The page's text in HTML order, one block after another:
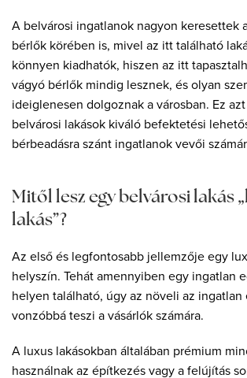
A belvárosi ingatlanok nagyon keresettek
bérlők körében is, mivel az itt található
könnyen kiadhatók, hiszen az itt
vágyó bérlők mindig lesznek, és olyan
ideiglenesen dolgoznak a városban. Ez
belvárosi lakások kiváló befektetési
bérbeadásra szánt ingatlanok vevői
Mitől lesz egy belvárosi lakás
lakás”?
Az első és legfontosabb jellemzője egy
helyszín. Tehát amennyiben egy ingatlan
helyen található, úgy az növeli az ingatlan
vonzóbbá teszi a vásárlók számára.
A luxus lakásokban általában prémium
használnak az építkezés vagy a felújítás